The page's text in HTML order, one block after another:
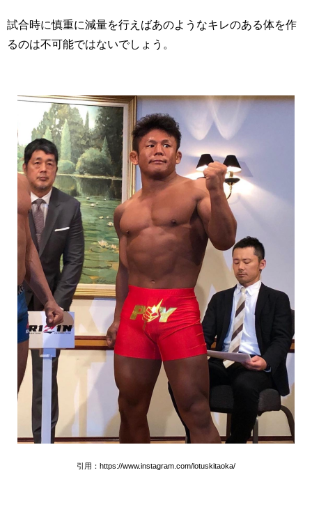
試合時に慎重に減量を行えばあのようなキレのある体を作
るのは不可能ではないでしょう。
引用：https://www.instagram.com/lotuskitaoka/